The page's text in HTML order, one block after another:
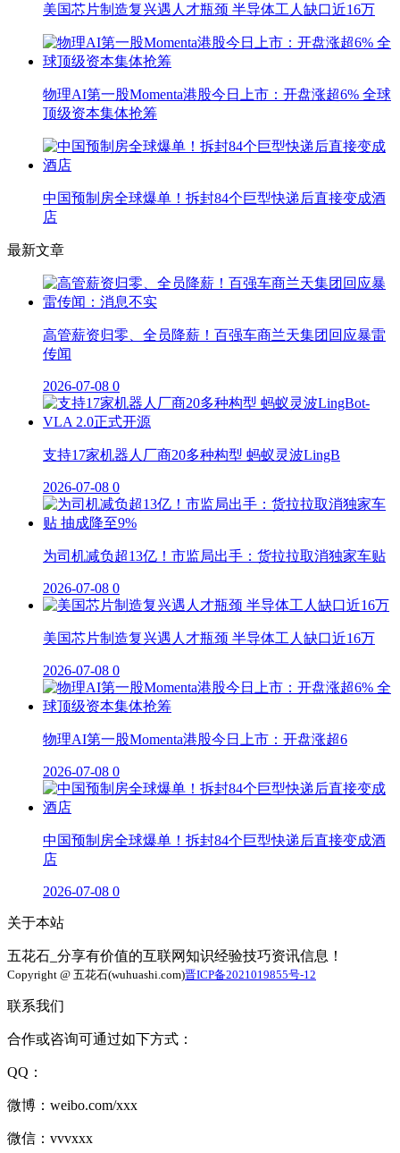
美国芯片制造复兴遇人才瓶颈 半导体工人缺口近16万
物理AI第一股Momenta港股今日上市：开盘涨超6% 全球
顶级资本集体抢筹
中国预制房全球爆单！拆封84个巨型快递后直接变成酒
店
最新文章
高管薪资归零、全员降薪！百强车商兰天集团回应暴雷
传闻
2026-07-08 0
支持17家机器人厂商20多种构型 蚂蚁灵波LingB
2026-07-08 0
为司机减负超13亿！市监局出手：货拉拉取消独家车贴
2026-07-08 0
美国芯片制造复兴遇人才瓶颈 半导体工人缺口近16万
2026-07-08 0
物理AI第一股Momenta港股今日上市：开盘涨超6
2026-07-08 0
中国预制房全球爆单！拆封84个巨型快递后直接变成酒
店
2026-07-08 0
关于本站
五花石_分享有价值的互联网知识经验技巧资讯信息！
Copyright @ 五花石(wuhuashi.com)晋ICP备2021019855号-12
联系我们
合作或咨询可通过如下方式：
QQ：
微博：weibo.com/xxx
微信：vvvxxx